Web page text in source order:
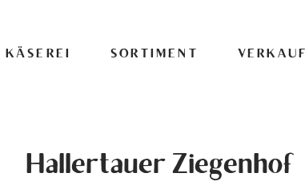
KÄSEREI SORTIMENT VERKAUF
Hallertauer Ziegenhof